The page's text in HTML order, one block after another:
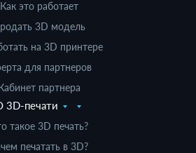
Как это работает
3D модель
на 3D принтере
для партнеров
партнера
3D-печати
такое 3D печать?
печатать в 3D?